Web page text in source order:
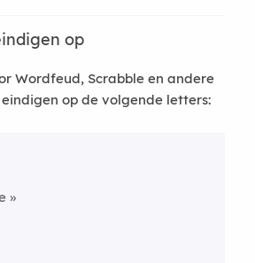
op
Wordfeud, Scrabble en andere
op de volgende letters: